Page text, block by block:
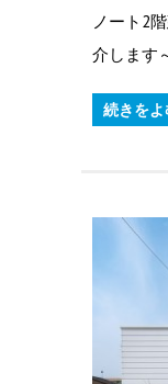
ノート2
介します
続きをよ